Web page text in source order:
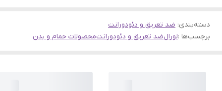
دسته‌بندی: ضد تعریق و دئودورانت
برچسب‌ها :لورالضد تعریق و دئودورانتمحصولات حمام و بدن